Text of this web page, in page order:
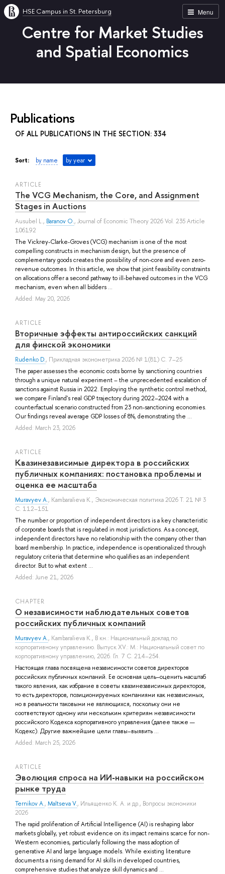
Menu
HSE Campus in St. Petersburg
Centre for Market Studies
and Spatial Economics
Publications
OF ALL PUBLICATIONS IN THE SECTION: 334
Sort: by name by year
ARTICLE
The VCG Mechanism, the Core, and Assignment
Stages in Auctions
Ausubel L., Baranov O., Journal of Economic Theory 2026 Vol. 235 Article
106192
The Vickrey-Clarke-Groves (VCG) mechanism is one of the most
compelling constructs in mechanism design, but the presence of
complementary goods creates the possibility of non-core and even zero-
revenue outcomes. In this article, we show that joint feasibility constraints
on allocations offer a second pathway to ill-behaved outcomes in the VCG
mechanism, even when all bidders ...
Added: May 20, 2026
ARTICLE
Вторичные эффекты антироссийских санкций
для финской экономики
Rudenko D., Прикладная эконометрика 2026 № 1(81) С. 7–25
The paper assesses the economic costs borne by sanctioning countries
through a unique natural experiment – the unprecedented escalation of
sanctions against Russia in 2022. Employing the synthetic control method,
we compare Finland's real GDP trajectory during 2022–2024 with a
counterfactual scenario constructed from 23 non-sanctioning economies.
Our findings reveal average GDP losses of 8%, demonstrating the ...
Added: March 23, 2026
ARTICLE
Квазинезависимые директора в российских
публичных компаниях: постановка проблемы и
оценка ее масштаба
Muravyev A., Kambaralieva K., Экономическая политика 2026 Т. 21 № 3
С. 112–151
The number or proportion of independent directors is a key characteristic
of corporate boards that is regulated in most jurisdictions. As a concept,
independent directors have no relationship with the company other than
board membership. In practice, independence is operationalized through
regulatory criteria that determine who qualifies as an independent
director. But to what extent ...
Added: June 21, 2026
СHAPTER
О независимости наблюдательных советов
российских публичных компаний
Muravyev A., Kambaralieva K., В кн.: Национальный доклад по
корпоративному управлению. Выпуск XV.: М.: Национальный совет по
корпоративному управлению, 2026. Гл. 7 С. 214–254.
Настоящая глава посвящена независимости советов директоров
российских публичных компаний. Ее основная цель–оценить масштаб
такого явления, как избрание в советы квазинезависимых директоров,
то есть директоров, позиционируемых компаниями как независимых,
но в реальности таковыми не являющихся, поскольку они не
соответствуют одному или нескольким критериям независимости
российского Кодекса корпоративного управления (далее также —
Кодекс). Другие важнейшие цели главы–выявить ...
Added: March 25, 2026
ARTICLE
Эволюция спроса на ИИ‑навыки на российском
рынке труда
Ternikov A., Maltseva V., Ильященко К. А. и др., Вопросы экономики
2026
The rapid proliferation of Artificial Intelligence (AI) is reshaping labor
markets globally, yet robust evidence on its impact remains scarce for non-
Western economies, particularly following the mass adoption of
generative AI and large language models. While existing literature
documents a rising demand for AI skills in developed countries,
comprehensive studies that analyze skill dynamics and ...